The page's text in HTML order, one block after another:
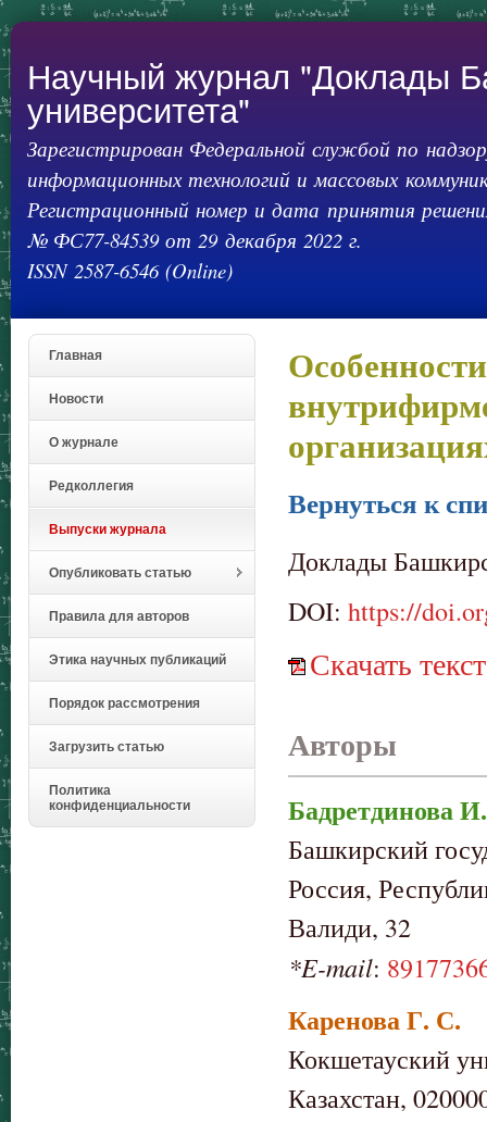
Научный журнал "Доклады
университета"
Зарегистрирован Федеральной службой по
информационных технологий и массовых
Регистрационный номер и дата принятия
№ ФС77-84539 от 29 декабря 2022 г.
ISSN 2587-6546 (Online)
Главная
Новости
О журнале
Редколлегия
Выпуски журнала
Опубликовать статью
Правила для авторов
Этика научных публикаций
Порядок рассмотрения
Загрузить статью
Политика
конфиденциальности
Вернуться к
Доклады
DOI: https://
Скачать
Авторы
Бадретдинова
Башкирский
Россия,
Валиди, 32
*E-mail:
Каренова Г. С.
Кокшетауский
Казахстан,